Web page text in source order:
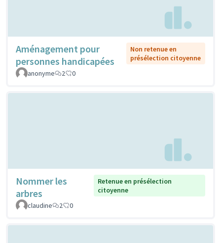
Aménagement pour
personnes handicapées
Non retenue en
présélection citoyenne
anonyme
2 0
Nommer les
arbres
Retenue en présélection
citoyenne
claudine
2 0